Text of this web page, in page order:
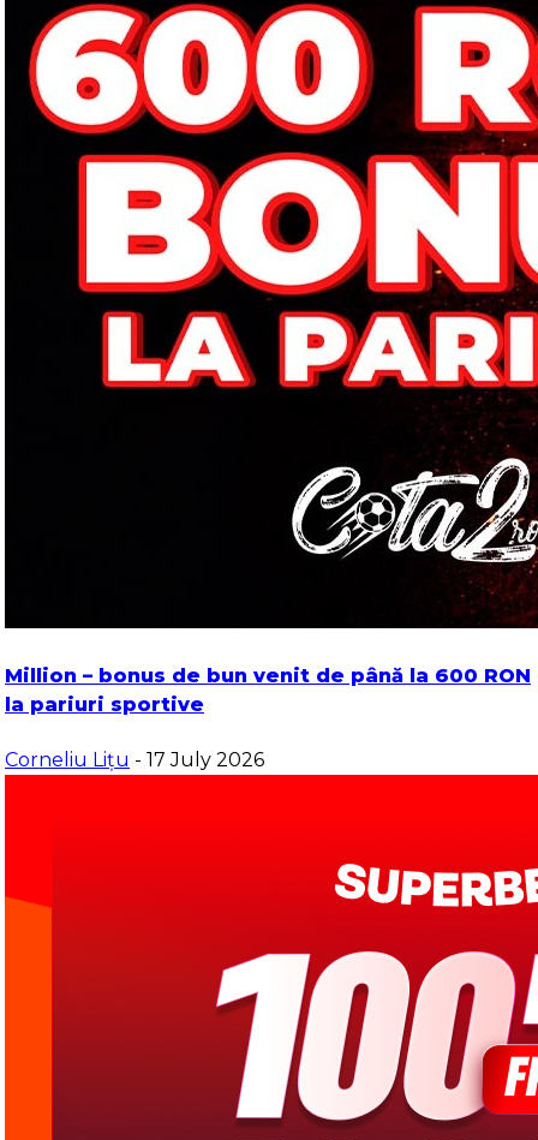
Million – bonus de bun venit de până la 600 RON
la pariuri sportive
Corneliu Lițu - 17 July 2026